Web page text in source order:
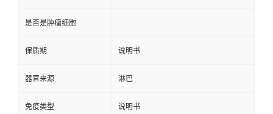
是否是肿瘤细胞
保质期 说明书
器官来源 淋巴
免疫类型 说明书